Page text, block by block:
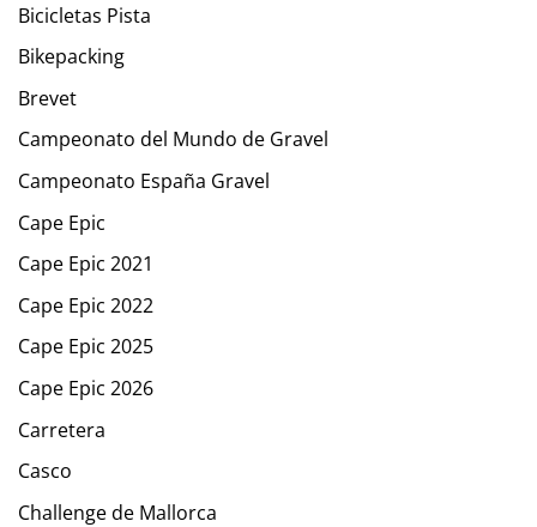
Bicicletas Pista
Bikepacking
Brevet
Campeonato del Mundo de Gravel
Campeonato España Gravel
Cape Epic
Cape Epic 2021
Cape Epic 2022
Cape Epic 2025
Cape Epic 2026
Carretera
Casco
Challenge de Mallorca